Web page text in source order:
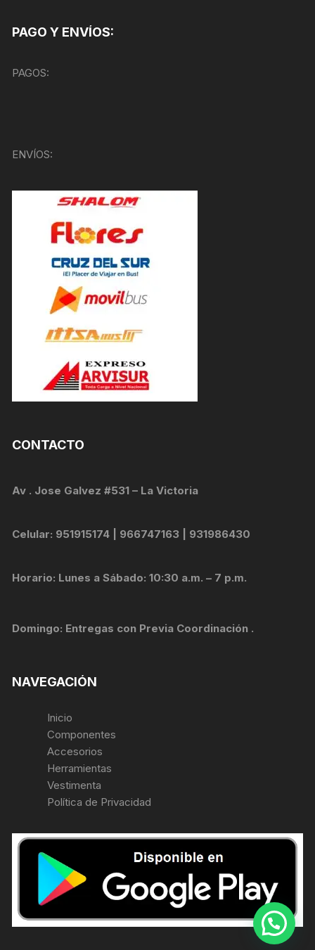
PAGO Y ENVÍOS:
PAGOS:
ENVÍOS:
CONTACTO
Av . Jose Galvez #531 – La Victoria
Celular: 951915174 | 966747163 | 931986430
Horario: Lunes a Sábado: 10:30 a.m. – 7 p.m.
Domingo: Entregas con Previa Coordinación .
NAVEGACIÓN
Inicio
Componentes
Accesorios
Herramientas
Vestimenta
Política de Privacidad